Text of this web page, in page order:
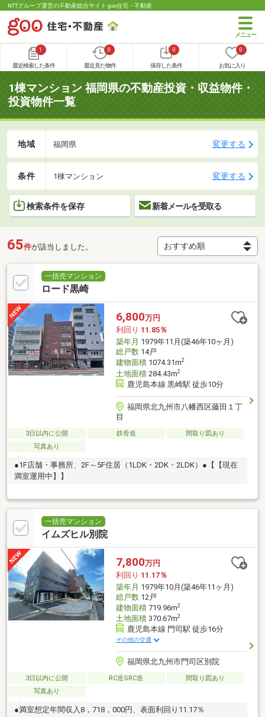
NTTグループ運営の不動産総合サイト goo住宅・不動産
1
最近検索した条件
0
最近見た物件
0
保存した条件
0
お気に入り
1棟マンション 福岡県の不動産投資・収益物件・
投資物件一覧
地域 福岡県 変更する
条件 1棟マンション 変更する
検索条件を保存 新着メールを受取る
65件が該当しました。
一括売マンション
ロード黒崎
6,800万円
利回り 11.85％
築年月 1979年11月(築46年10ヶ月)
総戸数14戸
建物面積1074.31m2
土地面積284.43m2
鹿児島本線 黒崎駅 徒歩10分
福岡県北九州市八幡西区藤田１丁
目
3日以内に公開 鉄骨造
間取り図あり
写真あり
●1F店舗・事務所、2F～5F住居（1LDK・2DK・2LDK）●【【現在
満室運用中】】
一括売マンション
イムズヒル別院
7,800万円
利回り 11.17％
築年月 1979年10月(築46年11ヶ月)
総戸数12戸
建物面積719.96m2
土地面積370.67m2
鹿児島本線 門司駅 徒歩16分
その他の交通
福岡県北九州市門司区別院
3日以内に公開 RC造SRC造
間取り図あり
写真あり
●満室想定年間収入8，718，000円、表面利回り11.17％